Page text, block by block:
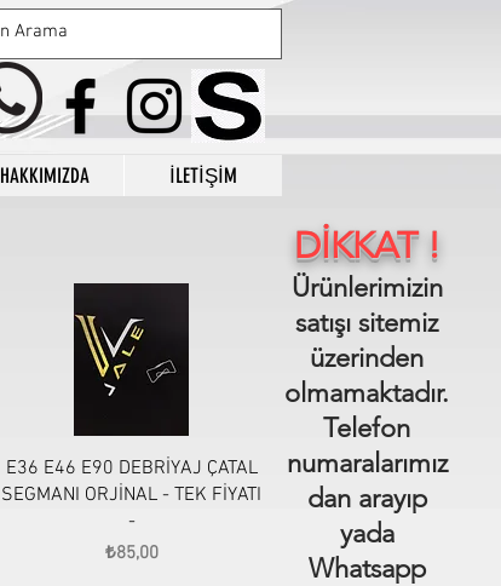
HAKKIMIZDA İLETİŞİM
Hızlı Bakış
E36 E46 E90 DEBRİYAJ ÇATAL
SEGMANI ORJİNAL - TEK FİYATI
-
Fiyat
₺85,00
DİKKAT !
Ürünlerimizin
satışı sitemiz
üzerinden
olmamaktadır.
Telefon
numaralarımız
dan arayıp
yada
Whatsapp